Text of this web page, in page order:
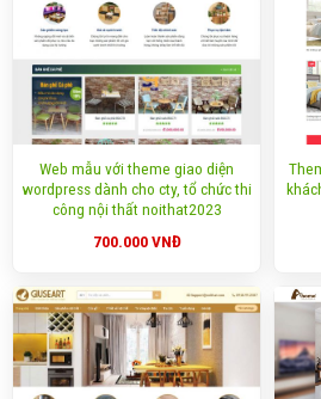
Web mẫu với theme giao diện
wordpress dành cho cty, tổ chức thi
công nội thất noithat2023
700.000VNĐ